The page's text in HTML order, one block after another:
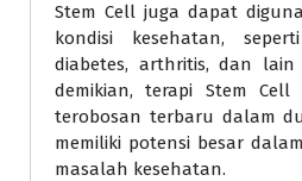
Stem Cell juga dapat
kondisi kesehatan,
diabetes, arthritis, dan lain
demikian, terapi Stem
terobosan terbaru dalam
memiliki potensi besar
masalah kesehatan.